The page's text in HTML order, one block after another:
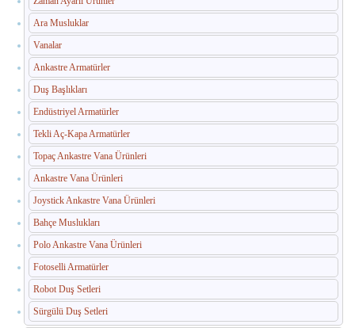
Dış Mekan Çöp Kovaları
Küllükler ve Sigara Atık Üniteleri
El Kurutma Makineleri
🔐 En Güvenilir Adres
Fotoselli Kağıt Havluluklar
Sabunluklar
Otel Ekipmanları
Umumi Wc ve Banyo Ekipmanları
Havuz Duş Kulesi & Sahil Duş Kulesi
Açık Alan Su Çeşmesi(Sebil)
Ara Musluklar
Vanalar
Ankastre Armatürler
Duş Başlıkları
Endüstriyel Armatürler
Tekli Aç-Kapa Armatürler
Topaç Ankastre Vana Ürünleri
Ankastre Vana Ürünleri
Joystick Ankastre Vana Ürünleri
Bahçe Muslukları
Polo Ankastre Vana Ürünleri
Fotoselli Armatürler
Robot Duş Setleri
Sürgülü Duş Setleri